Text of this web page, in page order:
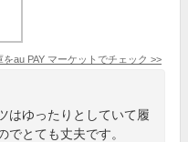
をau PAY マーケット でチェック >>
はゆったりとしていて履
でとても丈夫です。